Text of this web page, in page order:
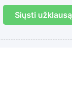
Siųsti užklausą